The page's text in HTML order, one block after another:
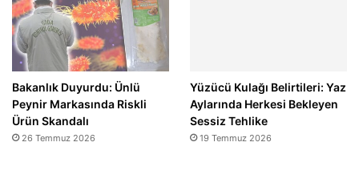
Bakanlık Duyurdu: Ünlü
Peynir Markasında Riskli
Ürün Skandalı
26 Temmuz 2026
Yüzücü Kulağı Belirtileri: Yaz
Aylarında Herkesi Bekleyen
Sessiz Tehlike
19 Temmuz 2026